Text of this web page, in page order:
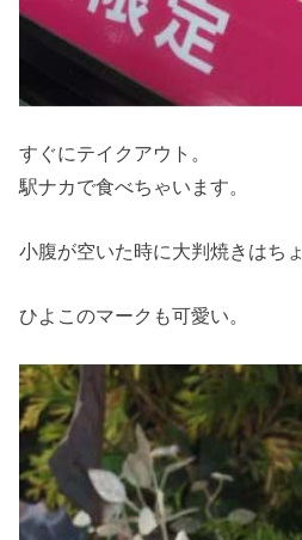
すぐにテイクアウト。
駅ナカで食べちゃいます。
小腹が空いた時に大判焼きはち
ひよこのマークも可愛い。